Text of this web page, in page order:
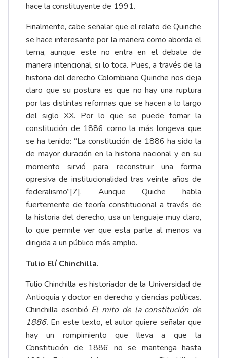
hace la constituyente de 1991.
Finalmente, cabe señalar que el relato de Quinche
se hace interesante por la manera como aborda el
tema, aunque este no entra en el debate de
manera intencional, si lo toca. Pues, a través de la
historia del derecho Colombiano Quinche nos deja
claro que su postura es que no hay una ruptura
por las distintas reformas que se hacen a lo largo
del siglo XX. Por lo que se puede tomar la
constitución de 1886 como la más longeva que
se ha tenido: “La constitución de 1886 ha sido la
de mayor duración en la historia nacional y en su
momento sirvió para reconstruir una forma
opresiva de institucionalidad tras veinte años de
federalismo”[7]. Aunque Quiche habla
fuertemente de teoría constitucional a través de
la historia del derecho, usa un lenguaje muy claro,
lo que permite ver que esta parte al menos va
dirigida a un público más amplio.
Tulio Elí Chinchilla.
Tulio Chinchilla es historiador de la Universidad de
Antioquia y doctor en derecho y ciencias políticas.
Chinchilla escribió El mito de la constitución de
1886. En este texto, el autor quiere señalar que
hay un rompimiento que lleva a que la
Constitución de 1886 no se mantenga hasta